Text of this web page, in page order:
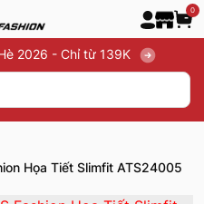
0
2026 - Chỉ từ 139K
Họa Tiết Slimfit ATS24005